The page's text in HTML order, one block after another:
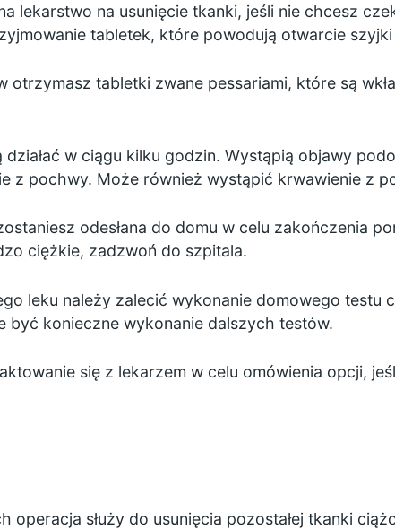
lekarstwo na usunięcie tkanki, jeśli nie chcesz
tabletek, które powodują otwarcie
otrzymasz tabletki zwane pessariami, które są
w ciągu kilku godzin. Wystąpią objawy
z pochwy. Może również wystąpić krwawienie z
odesłana do domu w celu zakończenia
ciężkie, zadzwoń do szpitala.
leku należy zalecić wykonanie domowego testu
być konieczne wykonanie dalszych testów.
się z lekarzem w celu omówienia opcji,
operacja służy do usunięcia pozostałej tkanki